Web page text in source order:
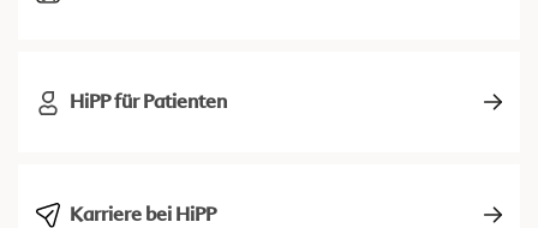
HiPP für Patienten
Karriere bei HiPP